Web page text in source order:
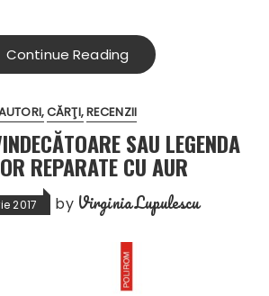
Continue Reading
CĂRŢI RECENZII
SAU LEGENDA
REPARATE CU AUR
2017 by Virginia Lupulescu